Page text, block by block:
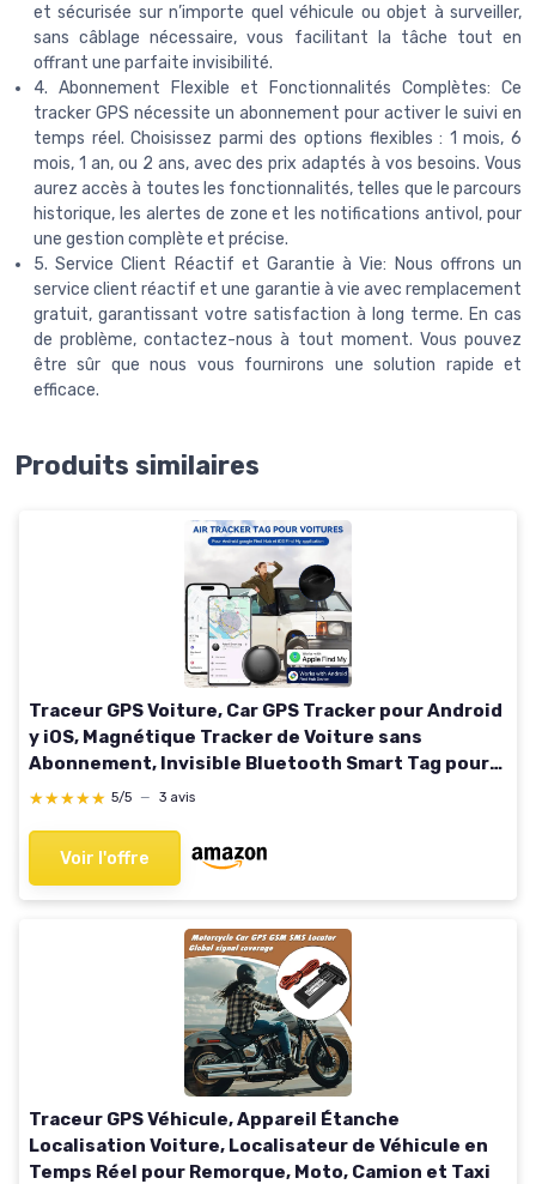
et sécurisée sur n’importe quel véhicule ou objet à surveiller,
sans câblage nécessaire, vous facilitant la tâche tout en
offrant une parfaite invisibilité.
4. Abonnement Flexible et Fonctionnalités Complètes: Ce
tracker GPS nécessite un abonnement pour activer le suivi en
temps réel. Choisissez parmi des options flexibles : 1 mois, 6
mois, 1 an, ou 2 ans, avec des prix adaptés à vos besoins. Vous
aurez accès à toutes les fonctionnalités, telles que le parcours
historique, les alertes de zone et les notifications antivol, pour
une gestion complète et précise.
5. Service Client Réactif et Garantie à Vie: Nous offrons un
service client réactif et une garantie à vie avec remplacement
gratuit, garantissant votre satisfaction à long terme. En cas
de problème, contactez-nous à tout moment. Vous pouvez
être sûr que nous vous fournirons une solution rapide et
efficace.
Produits similaires
Traceur GPS Voiture, Car GPS Tracker pour Android
y iOS, Magnétique Tracker de Voiture sans
Abonnement, Invisible Bluetooth Smart Tag pour
Moto/Wagons/Vélo (Noir)
★★★★★
★★★★★ 5/5 — 3 avis
Voir l'offre
Traceur GPS Véhicule, Appareil Étanche
Localisation Voiture, Localisateur de Véhicule en
Temps Réel pour Remorque, Moto, Camion et Taxi